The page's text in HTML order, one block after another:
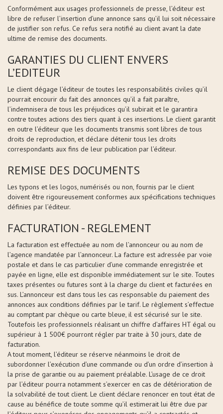
Conformément aux usages professionnels de presse, l’éditeur est
libre de refuser l’insertion d’une annonce sans qu’il lui soit nécessaire
de justifier son refus. Ce refus sera notifié au client avant la date
ultime de remise des documents.
GARANTIES DU CLIENT ENVERS
L’EDITEUR
Le client dégage l’éditeur de toutes les responsabilités civiles qu’il
pourrait encourir du fait des annonces qu’il a fait paraître,
l’indemnisera de tous les préjudices qu’il subirait et le garantira
contre toutes actions des tiers quant à ces insertions. Le client garantit
en outre l’éditeur que les documents transmis sont libres de tous
droits de reproduction, et déclare détenir tous les droits
correspondants aux fins de leur publication par l’éditeur.
REMISE DES DOCUMENTS
Les typons et les logos, numérisés ou non, fournis par le client
doivent être rigoureusement conformes aux spécifications techniques
définies par l’éditeur.
FACTURATION - REGLEMENT
La facturation est effectuée au nom de l’annonceur ou au nom de
l’agence mandatée par l’annonceur. La facture est adressée par voie
postale et dans le cas particulier d’une commande enregistrée et
payée en ligne, elle est disponible immédiatement sur le site. Toutes
taxes présentes ou futures sont à la charge du client et facturées en
sus. L’annonceur est dans tous les cas responsable du paiement des
annonces aux conditions définies par le tarif. Le règlement s’effectue
au comptant par chèque ou carte bleue, il est sécurisé sur le site.
Toutefois les professionnels réalisant un chiffre d’affaires HT égal ou
supérieur à 1 500€ pourront régler par traite à 30 jours, date de
facturation.
A tout moment, l’éditeur se réserve néanmoins le droit de
subordonner l’exécution d’une commande ou d’un ordre d’insertion à
la prise de garantie ou au paiement préalable. L’usage de ce droit
par l’éditeur pourra notamment s’exercer en cas de détérioration de
la solvabilité de tout client. Le client déclare renoncer en tout état de
cause au bénéfice de toute somme qu’il estimerait lui être due par